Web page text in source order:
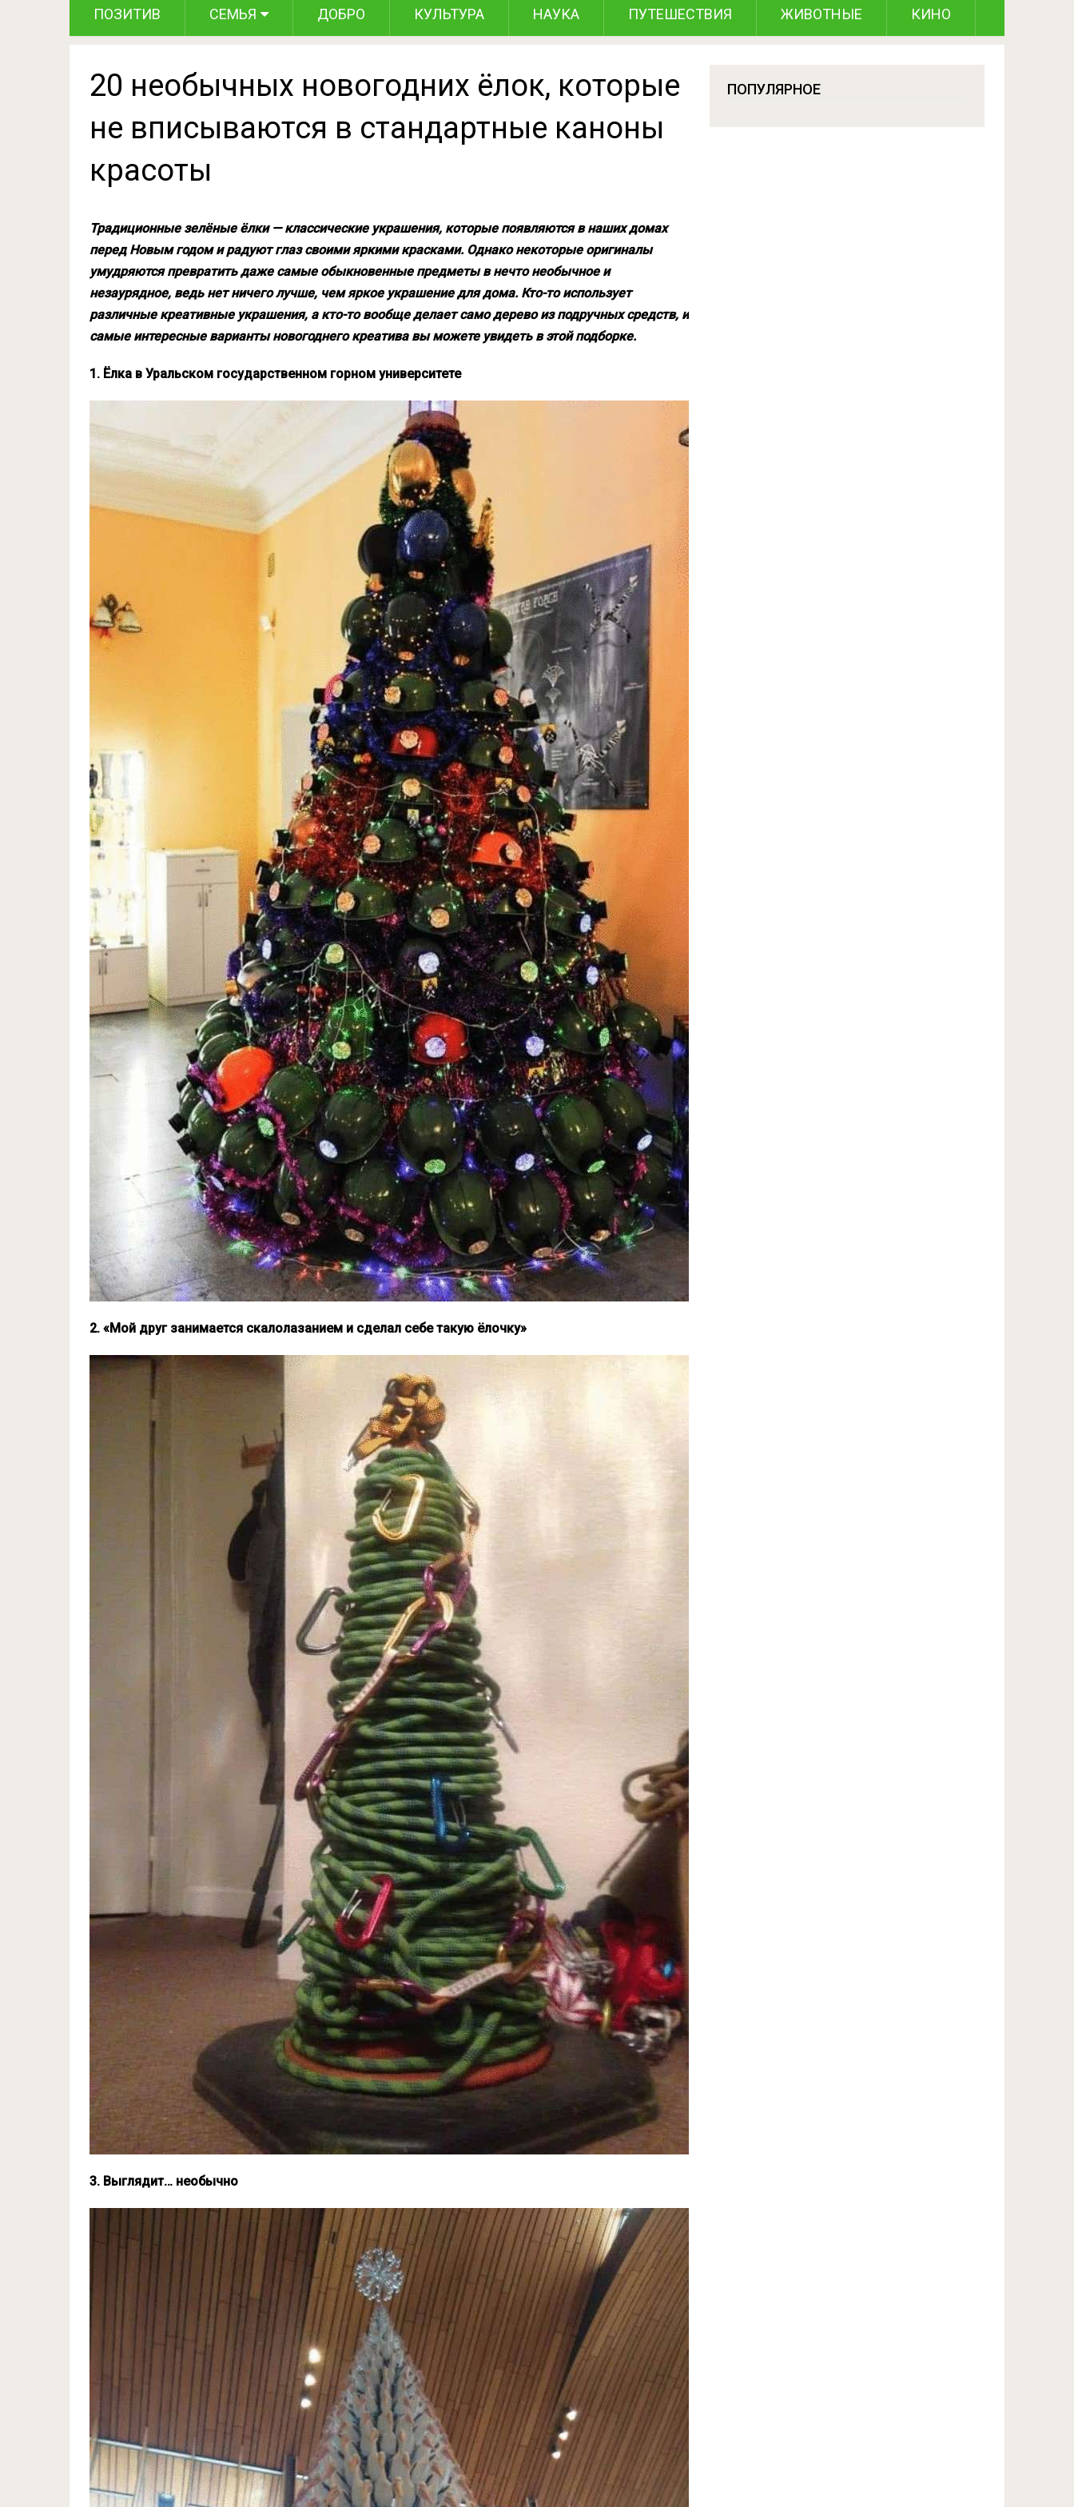
ПОЗИТИВ СЕМЬЯ ДОБРО КУЛЬТУРА НАУКА ПУТЕШЕСТВИЯ ЖИВОТНЫЕ КИНО
20 необычных новогодних ёлок, которые
не вписываются в стандартные каноны
красоты
Традиционные зелёные ёлки — классические украшения, которые появляются в наших домах
перед Новым годом и радуют глаз своими яркими красками. Однако некоторые оригиналы
умудряются превратить даже самые обыкновенные предметы в нечто необычное и
незаурядное, ведь нет ничего лучше, чем яркое украшение для дома. Кто-то использует
различные креативные украшения, а кто-то вообще делает само дерево из подручных средств, и
самые интересные варианты новогоднего креатива вы можете увидеть в этой подборке.
1. Ёлка в Уральском государственном горном университете
2. «Мой друг занимается скалолазанием и сделал себе такую ёлочку»
3. Выглядит… необычно
ПОПУЛЯРНОЕ